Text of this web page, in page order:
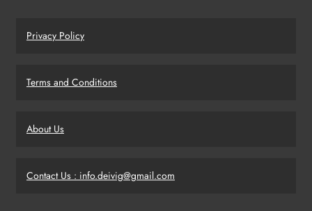
Privacy Policy
Terms and Conditions
About Us
Contact Us : info.deivig@gmail.com